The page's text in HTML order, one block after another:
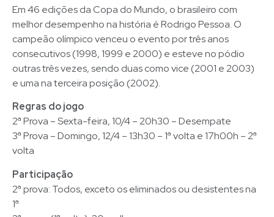
Em 46 edições da Copa do Mundo, o brasileiro com
melhor desempenho na história é Rodrigo Pessoa. O
campeão olímpico venceu o evento por três anos
consecutivos (1998, 1999 e 2000) e esteve no pódio
outras três vezes, sendo duas como vice (2001 e 2003)
e uma na terceira posição (2002).
Regras do jogo
2ª Prova – Sexta-feira, 10/4 – 20h30 – Desempate
3ª Prova – Domingo, 12/4 – 13h30 – 1ª volta e 17h00h – 2ª
volta
Participação
2ª prova: Todos, exceto os eliminados ou desistentes na
1ª